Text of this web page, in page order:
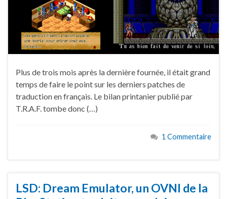
Plus de trois mois après la dernière fournée, il était grand
temps de faire le point sur les derniers patches de
traduction en français. Le bilan printanier publié par
T.R.A.F. tombe donc (…)
1 Commentaire
LSD: Dream Emulator, un OVNI de la